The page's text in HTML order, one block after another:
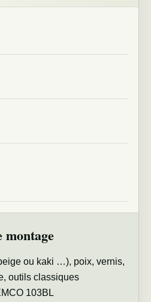
ou kaki …), poix, vernis,
outils classiques
103BL